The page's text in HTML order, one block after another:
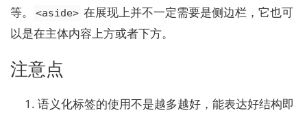
等。
<aside> 在展现上并不一定需要是侧边栏，它也可
以是在主体内容上方或者下方。
注意点
语义化标签的使用不是越多越好，能表达好结构即